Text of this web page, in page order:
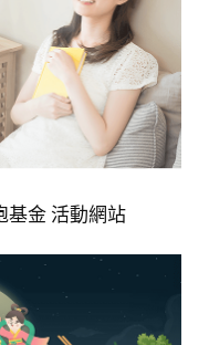
基金 活動網站